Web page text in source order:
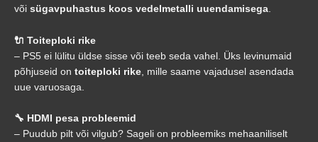
või sügavpuhastus koos vedelmetalli uuendamisega
🔌 Toiteploki rike
– PS5 ei lülitu üldse sisse või teeb seda vahel. Üks levinumaid
põhjuseid on toiteploki rike , mille saame vajadusel asendada
uue varuosaga.
🔧 HDMI pesa probleemid
– Puudub pilt või vilgub? Sageli on probleemiks mehaaniliselt